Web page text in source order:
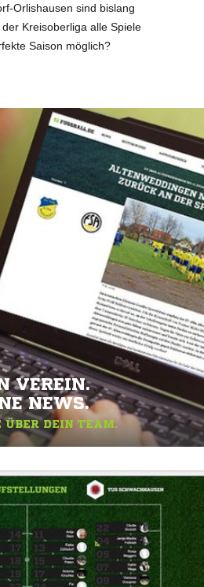
Orlishausen sind bislang
Kreisoberliga alle Spiele
Saison möglich?
VEREIN.
NEWS.
ÜBER DEIN TEAM.